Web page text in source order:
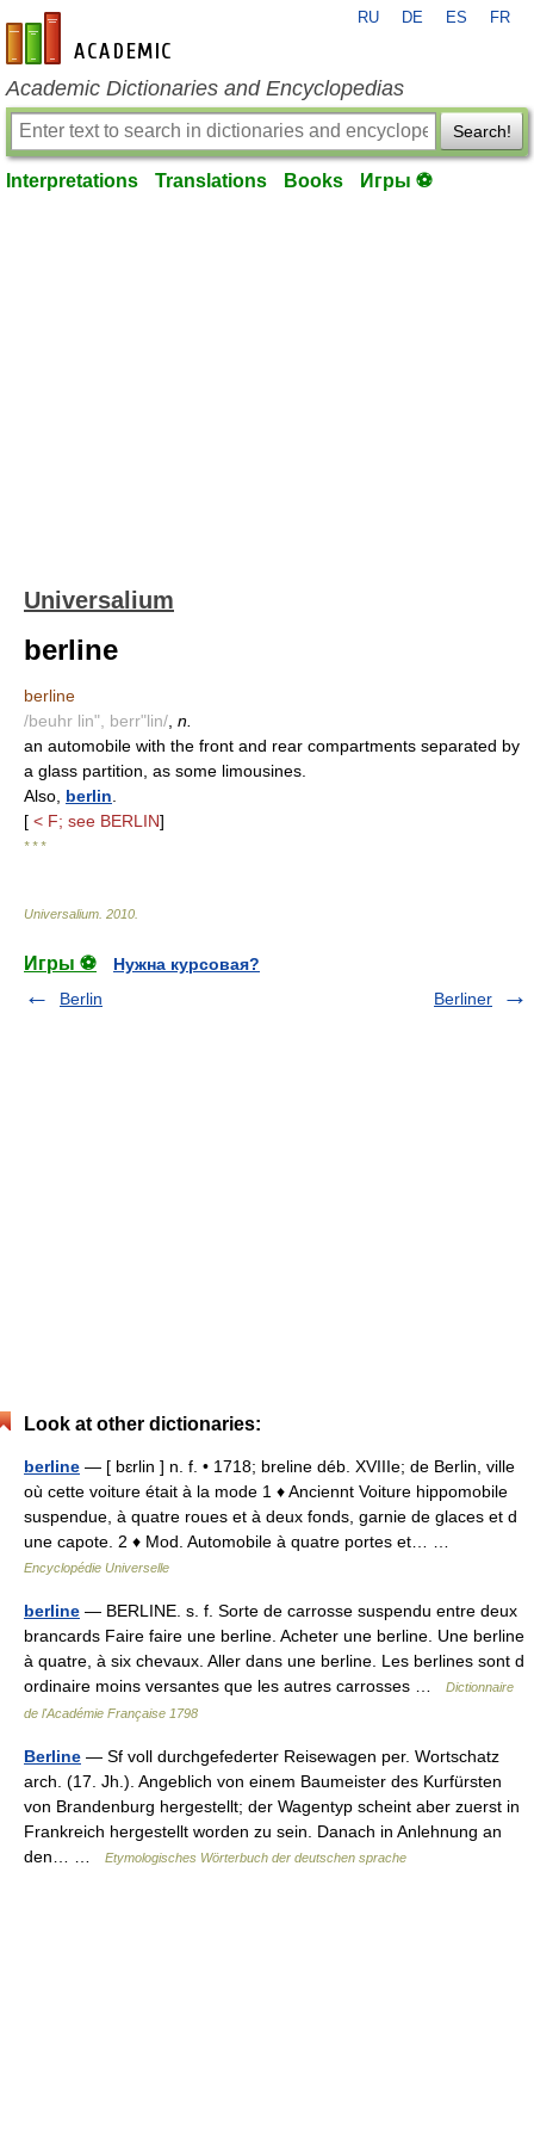
en-academic.com
RU DE ES FR
Academic Dictionaries and Encyclopedias
Search!
Interpretations Translations Books Игры ⚽
Universalium
berline
berline
/beuhr lin", berr"lin/ n.
an automobile with the front and rear compartments separated by
a glass partition, as some limousines.
Also, berlin
[ < F; see BERLIN]
* * *
Universalium 2010
Игры ⚽
Нужна курсовая?
Berlin
Berliner
Look at other dictionaries:
berline — [ bɛrlin ] n. f. • 1718; breline déb. XVIIIe; de Berlin, ville
où cette voiture était à la mode 1 ♦ Anciennt Voiture hippomobile
suspendue, à quatre roues et à deux fonds, garnie de glaces et d
une capote. 2 ♦ Mod. Automobile à quatre portes et… …
Encyclopédie Universelle
berline — BERLINE. s. f. Sorte de carrosse suspendu entre deux
brancards Faire faire une berline. Acheter une berline. Une berline
à quatre, à six chevaux. Aller dans une berline. Les berlines sont d
ordinaire moins versantes que les autres carrosses …
Dictionnaire
de l'Académie Française 1798
Berline — Sf voll durchgefederter Reisewagen per. Wortschatz
arch. (17. Jh.). Angeblich von einem Baumeister des Kurfürsten
von Brandenburg hergestellt; der Wagentyp scheint aber zuerst in
Frankreich hergestellt worden zu sein. Danach in Anlehnung an
den… …
Etymologisches Wörterbuch der deutschen sprache